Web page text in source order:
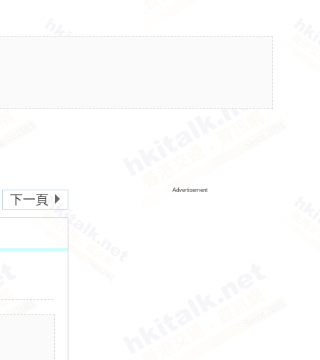
下一頁
Advertisement